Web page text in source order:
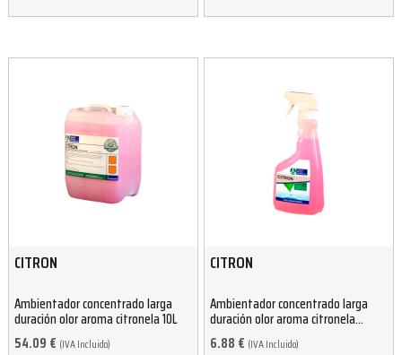
CITRON
Ambientador concentrado larga
duración olor aroma citronela 10L
54.09 € (IVA Incluido)
CITRON
Ambientador concentrado larga
duración olor aroma citronela
750ml
6.88 € (IVA Incluido)